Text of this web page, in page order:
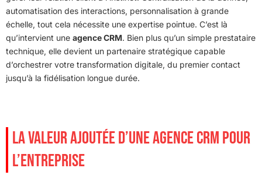
automatisation des interactions, personnalisation à grande
échelle, tout cela nécessite une expertise pointue. C’est là
qu’intervient une agence CRM. Bien plus qu’un simple prestataire
technique, elle devient un partenaire stratégique capable
d’orchestrer votre transformation digitale, du premier contact
jusqu’à la fidélisation longue durée.
LA VALEUR AJOUTÉE D’UNE AGENCE CRM POUR
L’ENTREPRISE